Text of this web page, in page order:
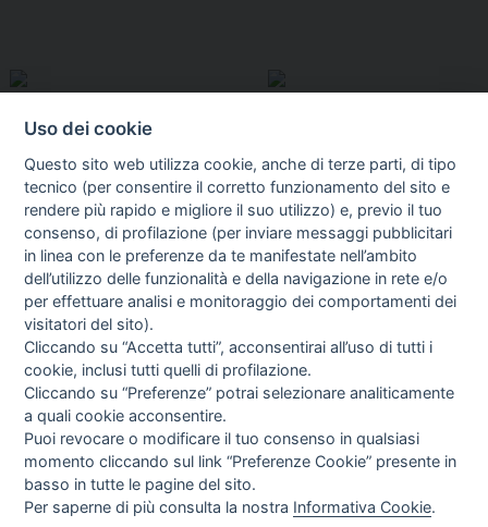
I libri Vedi tutti
Direttrice Responsabile: Alessandra Costante | Registrazione al Tribunale Civile
Uso dei cookie
Questo sito web utilizza cookie, anche di terze parti, di tipo
tecnico (per consentire il corretto funzionamento del sito e
rendere più rapido e migliore il suo utilizzo) e, previo il tuo
consenso, di profilazione (per inviare messaggi pubblicitari
in linea con le preferenze da te manifestate nell’ambito
dell’utilizzo delle funzionalità e della navigazione in rete e/o
per effettuare analisi e monitoraggio dei comportamenti dei
visitatori del sito).
Cliccando su “Accetta tutti”, acconsentirai all’uso di tutti i
cookie, inclusi tutti quelli di profilazione.
Cliccando su “Preferenze” potrai selezionare analiticamente
a quali cookie acconsentire.
Puoi revocare o modificare il tuo consenso in qualsiasi
momento cliccando sul link “Preferenze Cookie” presente in
basso in tutte le pagine del sito.
Per saperne di più consulta la nostra Informativa Cookie.